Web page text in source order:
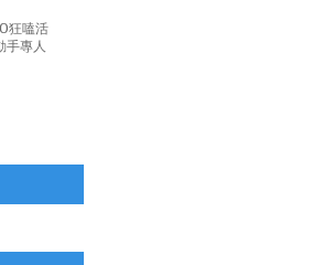
狂嗑活
手專人